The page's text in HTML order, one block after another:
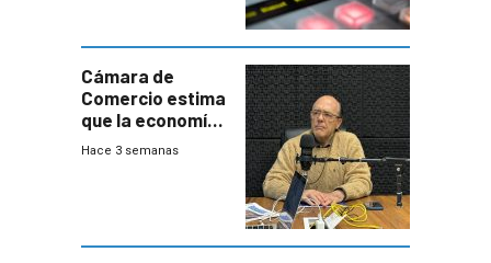
Cámara de
Comercio estima
que la economía
crecerá 1,6%
Hace 3 semanas